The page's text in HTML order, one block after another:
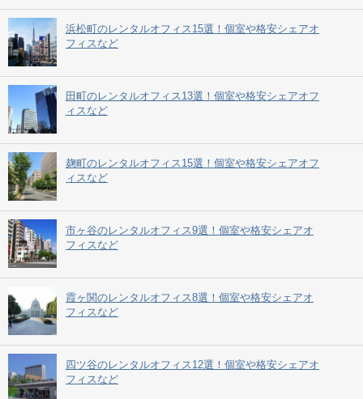
浜松町のレンタルオフィス15選！個室や格安シェアオ
フィスなど
田町のレンタルオフィス13選！個室や格安シェアオフ
ィスなど
麹町のレンタルオフィス15選！個室や格安シェアオフ
ィスなど
市ヶ谷のレンタルオフィス9選！個室や格安シェアオ
フィスなど
霞ヶ関のレンタルオフィス8選！個室や格安シェアオ
フィスなど
四ツ谷のレンタルオフィス12選！個室や格安シェアオ
フィスなど